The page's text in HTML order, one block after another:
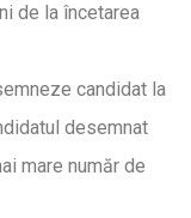
de la încetarea
candidat la
desemnat
mare număr de